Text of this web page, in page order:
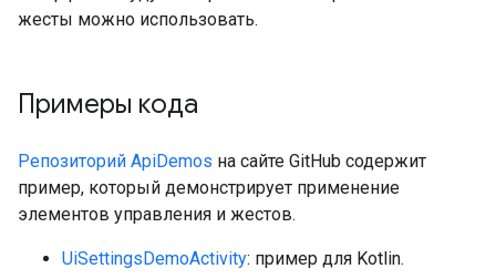
жесты можно использовать.
Примеры кода
Репозиторий ApiDemos на сайте GitHub содержит
пример, который демонстрирует применение
элементов управления и жестов.
UiSettingsDemoActivity: пример для Kotlin.